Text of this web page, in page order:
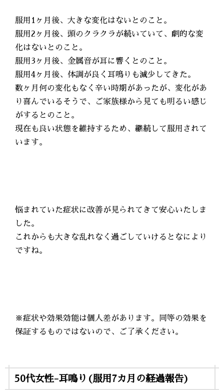
服用1ヶ月後、大きな変化はないとのこと。
服用2ヶ月後、頭のクラクラが続いていて、劇的な変
化はないとのこと。
服用3ヶ月後、金属音が耳に響くとのこと。
服用4ヶ月後、体調が良く耳鳴りも減少してきた。
数ヶ月何の変化もなく辛い時期があったが、変化があ
り喜んでいるそうで、ご家族様から見ても明るい感じ
がするとのこと。
現在も良い状態を維持するため、継続して服用されて
います。
悩まれていた症状に改善が見られてきて安心いたしま
した。
これからも大きな乱れなく過ごしていけるとなにより
ですね。
※症状や効果効能は個人差があります。同等の効果を
保証するものではないので、ご了承ください。
50代女性-耳鳴り(服用7カ月の経過報告)